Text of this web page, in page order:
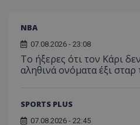
NBA
07.08.2026 - 23:08
Το ήξερες ότι τον Κάρι
αληθινά ονόματα έξι
SPORTS PLUS
07.08.2026 - 22:45